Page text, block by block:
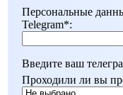
Персональные
Telegram*:
Введите ваш
Проходили ли вы